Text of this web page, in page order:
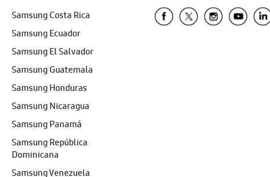
Samsung Costa Rica
Samsung Ecuador
Samsung El Salvador
Samsung Guatemala
Samsung Honduras
Samsung Nicaragua
Samsung Panamá
Samsung República
Dominicana
Samsung Venezuela